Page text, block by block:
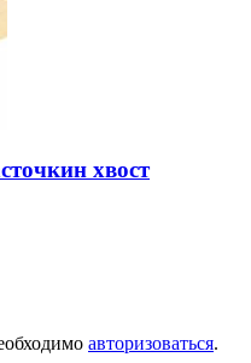
хвост
авторизоваться.